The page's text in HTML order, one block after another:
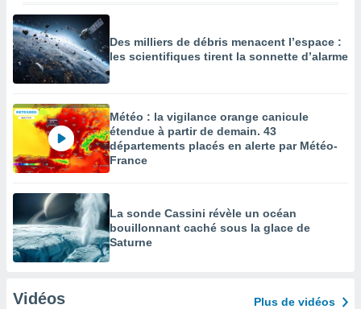
Des milliers de débris menacent l’espace :
les scientifiques tirent la sonnette d’alarme
Météo : la vigilance orange canicule
étendue à partir de demain. 43
départements placés en alerte par Météo-
France
La sonde Cassini révèle un océan
bouillonnant caché sous la glace de
Saturne
Vidéos Plus de vidéos